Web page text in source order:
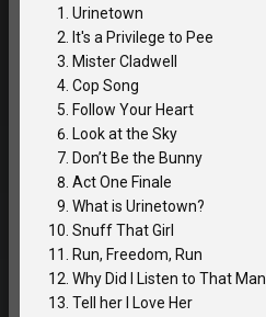
Urinetown
It's a Privilege to Pee
Mister Cladwell
Cop Song
Follow Your Heart
Look at the Sky
Don’t Be the Bunny
Act One Finale
What is Urinetown?
Snuff That Girl
Run, Freedom, Run
Why Did I Listen to That Man
Tell her I Love Her